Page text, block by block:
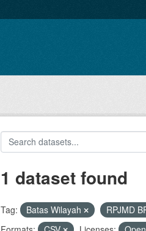
1 dataset found
Tag: Batas Wilayah RPJMD